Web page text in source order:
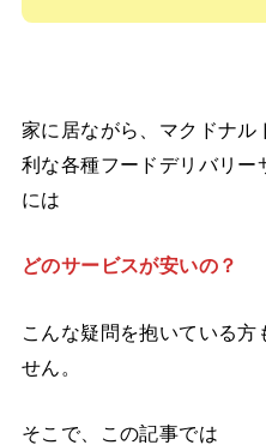
家に居ながら、マクドナル
利な各種フードデリバリー
には
どのサービスが安いの？
こんな疑問を抱いている
せん。
そこで、この記事では